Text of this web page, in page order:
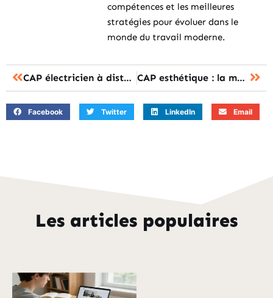
compétences et les meilleures
stratégies pour évoluer dans le
monde du travail moderne.
CAP électricien à distance : une solution idéale pour se reconvertir CAP esthétique : la méthode efficace pour réussir chaque épreuve de l’examen
Facebook Twitter LinkedIn Email
Les articles populaires